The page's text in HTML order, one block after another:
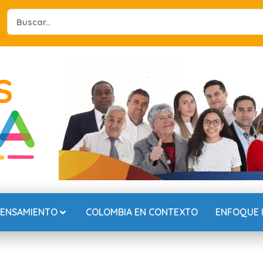
Search
...
COLOMBIA EN CONTEXTO ENFOQUE